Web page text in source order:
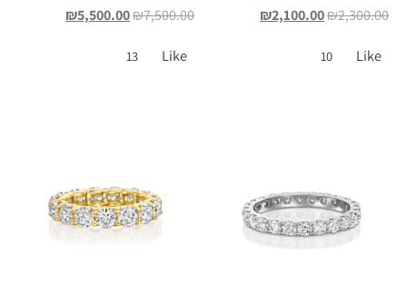
₪2,300.00
₪2,100.00
Like
10
₪7,500.00
₪5,500.00
Like
13